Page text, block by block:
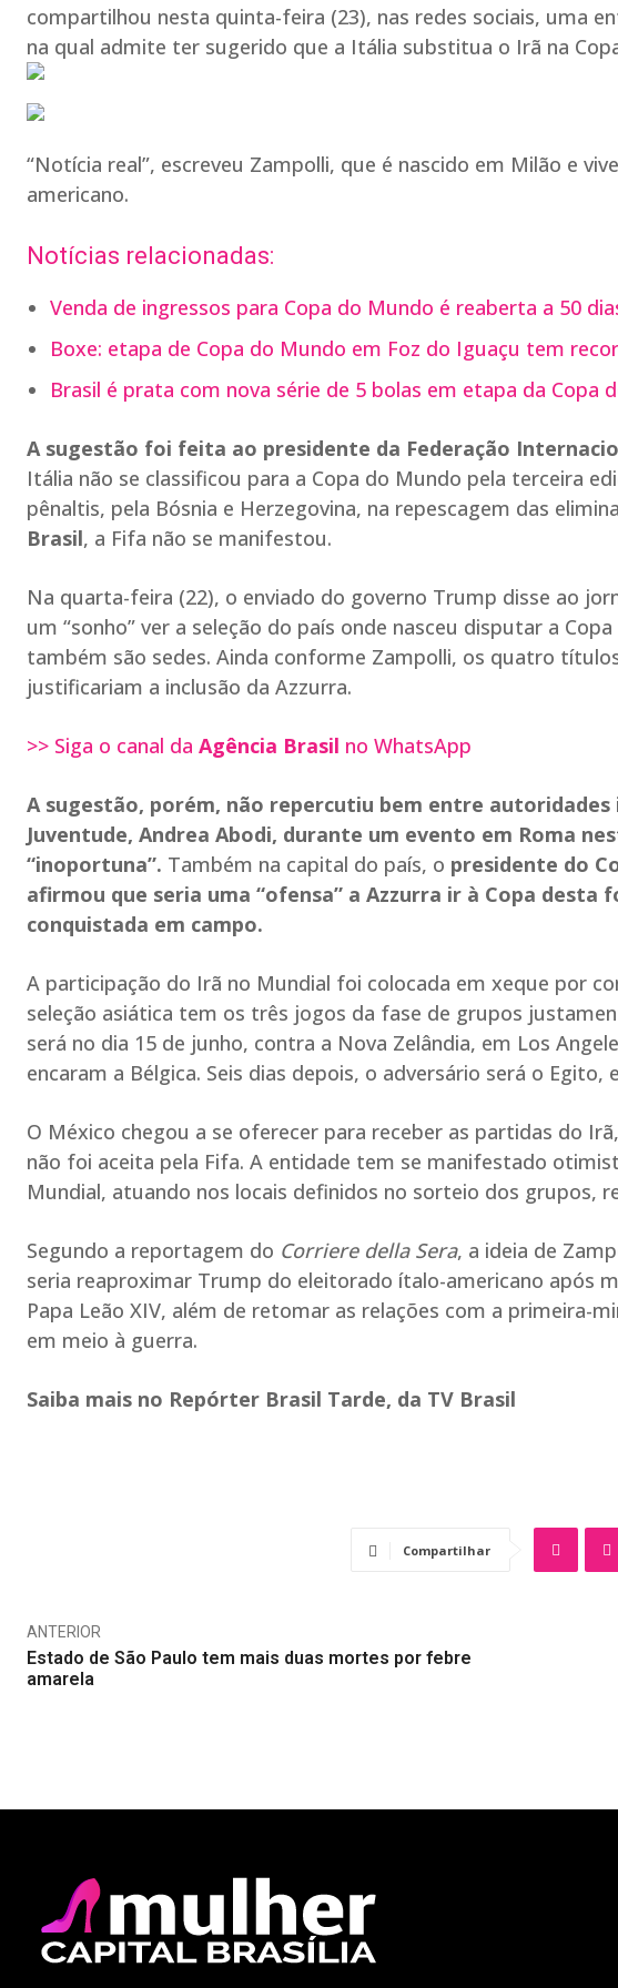
compartilhou nesta quinta-feira (23), nas redes sociais, uma
na qual admite ter sugerido que a Itália substitua o Irã na
“Notícia real”, escreveu Zampolli, que é nascido em Milão e
americano.
Notícias relacionadas:
Venda de ingressos para Copa do Mundo é reaberta a 50
Boxe: etapa de Copa do Mundo em Foz do Iguaçu tem
Brasil é prata com nova série de 5 bolas em etapa da Copa
A sugestão foi feita ao presidente da Federação
Itália não se classificou para a Copa do Mundo pela terceira
pênaltis, pela Bósnia e Herzegovina, na repescagem das
Brasil, a Fifa não se manifestou.
Na quarta-feira (22), o enviado do governo Trump disse ao
um “sonho” ver a seleção do país onde nasceu disputar a
também são sedes. Ainda conforme Zampolli, os quatro
justificariam a inclusão da Azzurra.
>> Siga o canal da Agência Brasil no WhatsApp
A sugestão, porém, não repercutiu bem entre
Juventude, Andrea Abodi, durante um evento em Roma
“inoportuna”. Também na capital do país, o presidente do
afirmou que seria uma “ofensa” a Azzurra ir à Copa
conquistada em campo.
A participação do Irã no Mundial foi colocada em xeque por
seleção asiática tem os três jogos da fase de grupos
será no dia 15 de junho, contra a Nova Zelândia, em Los
encaram a Bélgica. Seis dias depois, o adversário será o Egito,
O México chegou a se oferecer para receber as partidas do
não foi aceita pela Fifa. A entidade tem se manifestado
Mundial, atuando nos locais definidos no sorteio dos grupos,
Segundo a reportagem do Corriere della Sera, a ideia de
seria reaproximar Trump do eleitorado ítalo-americano após
Papa Leão XIV, além de retomar as relações com a primeira-
em meio à guerra.
Saiba mais no Repórter Brasil Tarde, da TV Brasil
Compartilhar
ANTERIOR
Estado de São Paulo tem mais duas mortes por febre
amarela